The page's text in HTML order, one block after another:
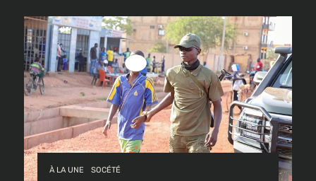
À LA UNE SOCÉTÉ